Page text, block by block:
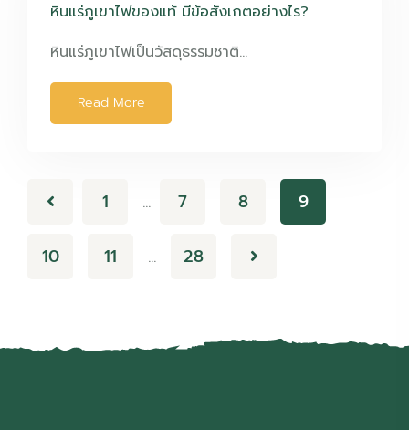
หินแร่ภูเขาไฟของแท้ มีข้อสังเกตอย่างไร?
หินแร่ภูเขาไฟเป็นวัสดุธรรมชาติ…
Read More
1 … 7 8 9
10 11 … 28